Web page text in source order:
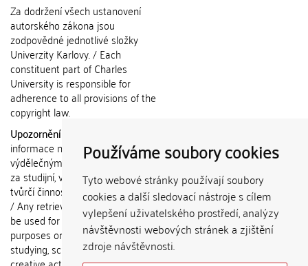
Používáme soubory cookies
Tyto webové stránky používají soubory
cookies a další sledovací nástroje s cílem
vylepšení uživatelského prostředí, analýzy
návštěvnosti webových stránek a zjištění
zdroje návštěvnosti.
Za dodržení všech ustanovení
autorského zákona jsou
zodpovědné jednotlivé složky
Univerzity Karlovy. / Each
constituent part of Charles
University is responsible for
adherence to all provisions of the
copyright law.
Upozornění / Notice:
informace nemohou být použity k
výdělečným účelům nebo vydávány
za studijní, vědeckou nebo jinou
tvůrčí činnost jiné osoby než autora.
/ Any retrieved information shall not
be used for any commercial
purposes or claimed as results of
studying, scientific or any other